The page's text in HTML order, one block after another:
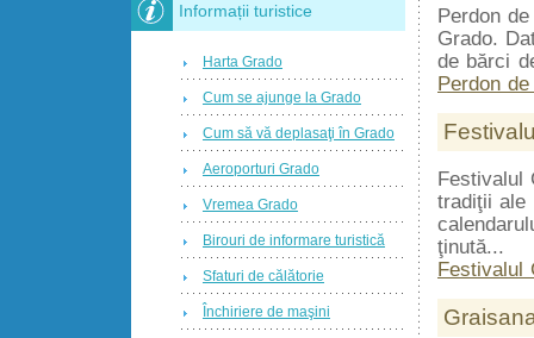
Perdon
Grado.
de bărci
Perdon
Festivalul
tradiţii ale
ţinută...
Festivalul
Informații turistice
Harta Grado
Cum se ajunge la Grado
Cum să vă deplasaţi în Grado
Aeroporturi Grado
Vremea Grado
Birouri de informare turistică
Sfaturi de călătorie
Închiriere de maşini